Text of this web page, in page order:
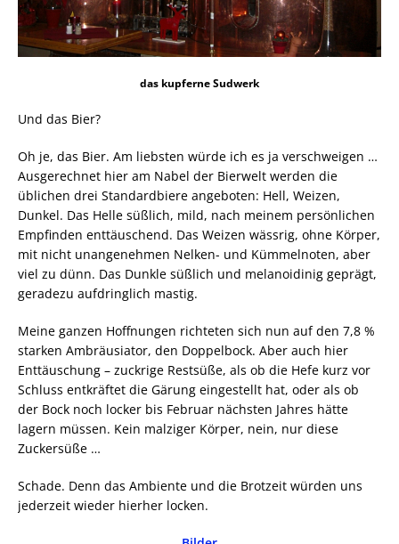
das kupferne Sudwerk
Und das Bier?
Oh je, das Bier. Am liebsten würde ich es ja verschweigen …
Ausgerechnet hier am Nabel der Bierwelt werden die
üblichen drei Standardbiere angeboten: Hell, Weizen,
Dunkel. Das Helle süßlich, mild, nach meinem persönlichen
Empfinden enttäuschend. Das Weizen wässrig, ohne Körper,
mit nicht unangenehmen Nelken- und Kümmelnoten, aber
viel zu dünn. Das Dunkle süßlich und melanoidinig geprägt,
geradezu aufdringlich mastig.
Meine ganzen Hoffnungen richteten sich nun auf den 7,8 %
starken Ambräusiator, den Doppelbock. Aber auch hier
Enttäuschung – zuckrige Restsüße, als ob die Hefe kurz vor
Schluss entkräftet die Gärung eingestellt hat, oder als ob
der Bock noch locker bis Februar nächsten Jahres hätte
lagern müssen. Kein malziger Körper, nein, nur diese
Zuckersüße …
Schade. Denn das Ambiente und die Brotzeit würden uns
jederzeit wieder hierher locken.